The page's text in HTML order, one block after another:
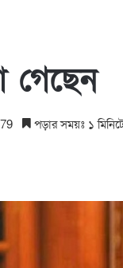
গেছেন
পড়ার সময়ঃ ১